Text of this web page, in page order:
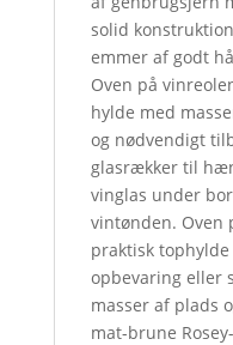
solid
emmer af godt
Oven på
hylde med
og nødvendigt
glasrækker til
vinglas under
vintønden. Oven
praktisk
opbevaring eller
masser af plads
mat-brune